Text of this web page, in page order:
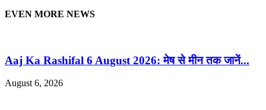
EVEN MORE NEWS
Aaj Ka Rashifal 6 August 2026: मेष से मीन तक जानें...
August 6, 2026